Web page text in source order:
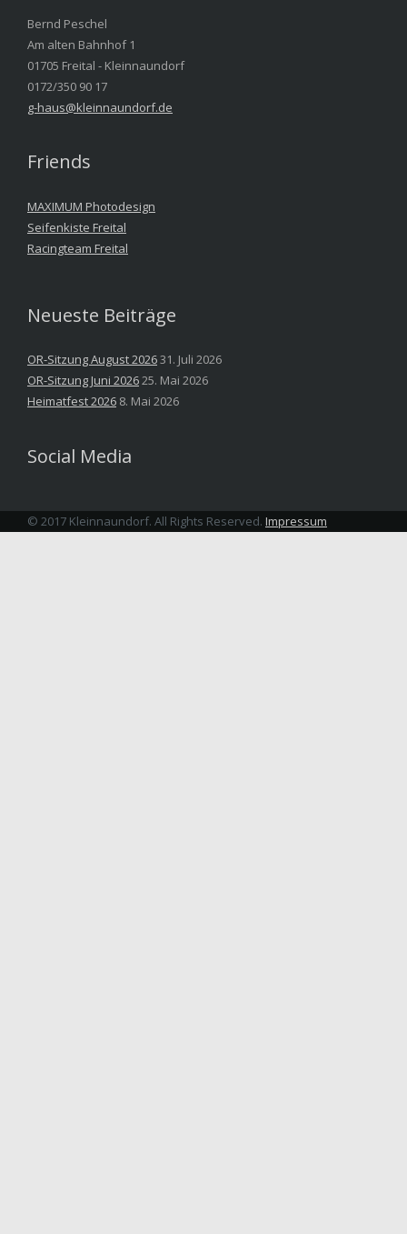
Bernd Peschel
Am alten Bahnhof 1
01705 Freital - Kleinnaundorf
0172/350 90 17
g-haus@kleinnaundorf.de
Friends
MAXIMUM Photodesign
Seifenkiste Freital
Racingteam Freital
Neueste Beiträge
OR-Sitzung August 202631. Juli 2026
OR-Sitzung Juni 202625. Mai 2026
Heimatfest 2026 8. Mai 2026
Social Media
© 2017 Kleinnaundorf. All Rights Reserved. Impressum